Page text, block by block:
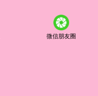
微信朋友圈